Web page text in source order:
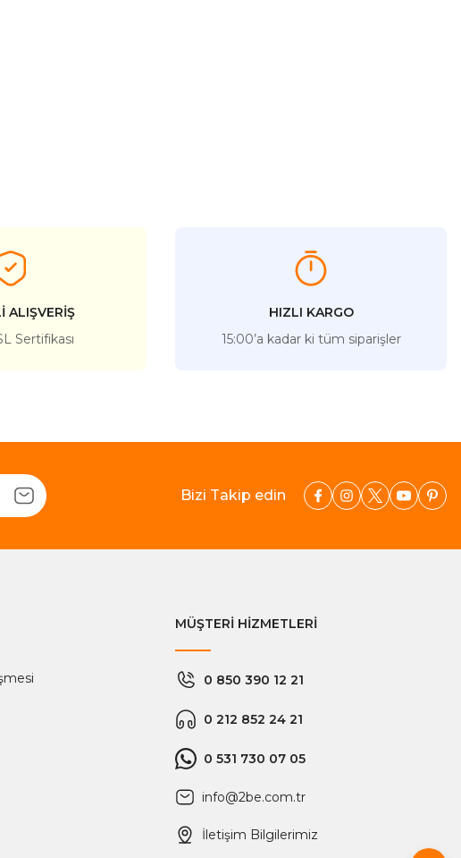
ALIŞVERİŞ
Sertifikası
HIZLI KARGO
15:00’a kadar ki tüm siparişler
Bizi Takip edin
MÜŞTERİ HİZMETLERİ
0 850 390 12 21
0 212 852 24 21
0 531 730 07 05
info@2be.com.tr
İletişim Bilgilerimiz